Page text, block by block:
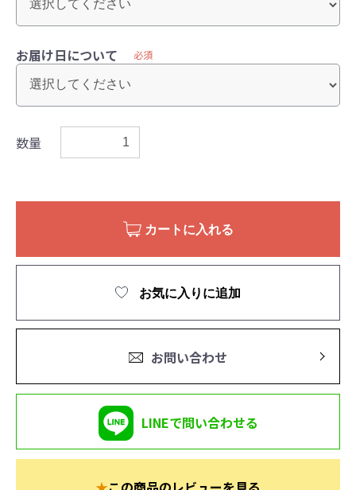
お届け日について 必須
数量
カートに入れる
お気に入りに追加
お問い合わせ
LINEで問い合わせる